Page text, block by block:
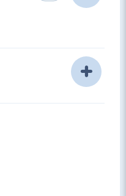
a crear botones y
de las hojas de nuestro
a crear las tablas para poder
Inventario